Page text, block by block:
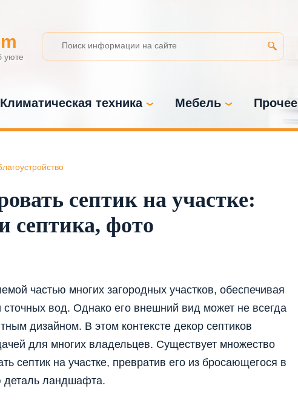
уюте
Климатическая техника Мебель Прочее
септик на участке:
септика, фото
частью многих загородных участков, обеспечивая
сточных вод. Однако его внешний вид может не всегда
дизайном. В этом контексте декор септиков
для многих владельцев. Существует множество
септик на участке, превратив его из бросающегося в
деталь ландшафта.